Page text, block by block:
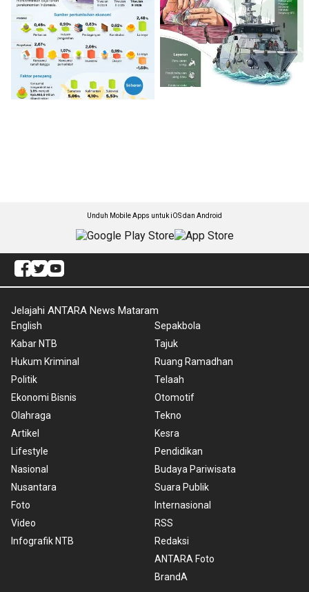
Unduh Mobile Apps untuk iOS dan Android
Jelajahi ANTARA News Mataram
English
Kabar NTB
Hukum Kriminal
Politik
Ekonomi Bisnis
Olahraga
Artikel
Lifestyle
Nasional
Nusantara
Foto
Video
Infografik NTB
Sepakbola
Tajuk
Ruang Ramadhan
Telaah
Otomotif
Tekno
Kesra
Pendidikan
Budaya Pariwisata
Suara Publik
Internasional
RSS
Redaksi
ANTARA Foto
BrandA